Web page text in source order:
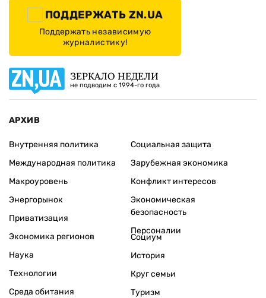
ПОДДЕРЖАТЬ ZN.UA
Поддержать независимую
журналистику!
ЗЕРКАЛО НЕДЕЛИ
не подводим с 1994-го года
АРХИВ
Внутренняя политика
Международная политика
Макроуровень
Энергорынок
Приватизация
Экономика регионов
Социальная защита
Зарубежная экономика
Конфликт интересов
Экономическая
безопасность
Персоналии
Наука
Технологии
Среда обитания
Социум
История
Круг семьи
Туризм